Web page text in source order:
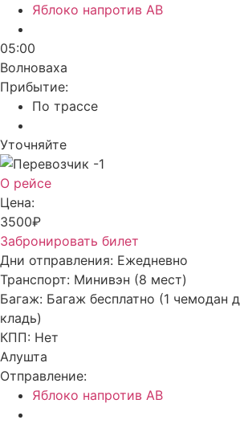
Яблоко напротив АВ
05:00
Волноваха
Прибытие:
По трассе
Уточняйте
О рейсе
Цена:
3500₽
Забронировать билет
Дни отправления: Ежедневно
Транспорт: Минивэн (8 мест)
Багаж: Багаж бесплатно (1 чемодан
кладь)
КПП: Нет
Алушта
Отправление:
Яблоко напротив АВ